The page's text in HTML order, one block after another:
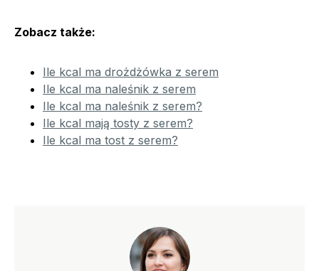
Zobacz także:
Ile kcal ma drożdżówka z serem
Ile kcal ma naleśnik z serem
Ile kcal ma naleśnik z serem?
Ile kcal mają tosty z serem?
Ile kcal ma tost z serem?